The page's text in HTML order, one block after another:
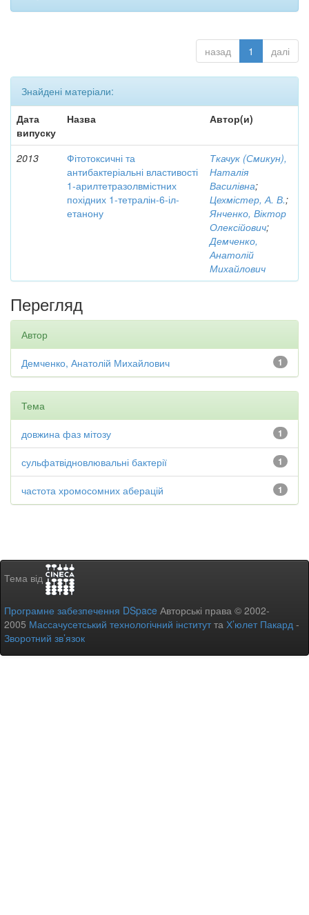
назад 1 далі
Знайдені матеріали:
Дата
випуску
Назва Автор(и)
2013
Фітотоксичні та
антибактеріальні властивості
1-арилтетразолвмістних
похідних 1-тетралін-6-іл-
етанону
Ткачук (Смикун),
Наталія
Василівна;
Цехмістер, А. В.;
Янченко, Віктор
Олексійович;
Демченко,
Анатолій
Михайлович
Перегляд
Автор
1
Демченко, Анатолій Михайлович
Тема
1
довжина фаз мітозу
1
сульфатвідновлювальні бактерії
1
частота хромосомних аберацій
Тема від
Програмне забезпечення DSpace Авторські права © 2002-
2005 Массачусетський технологічний інститутта Х’юлет Пакард -
Зворотний зв’язок